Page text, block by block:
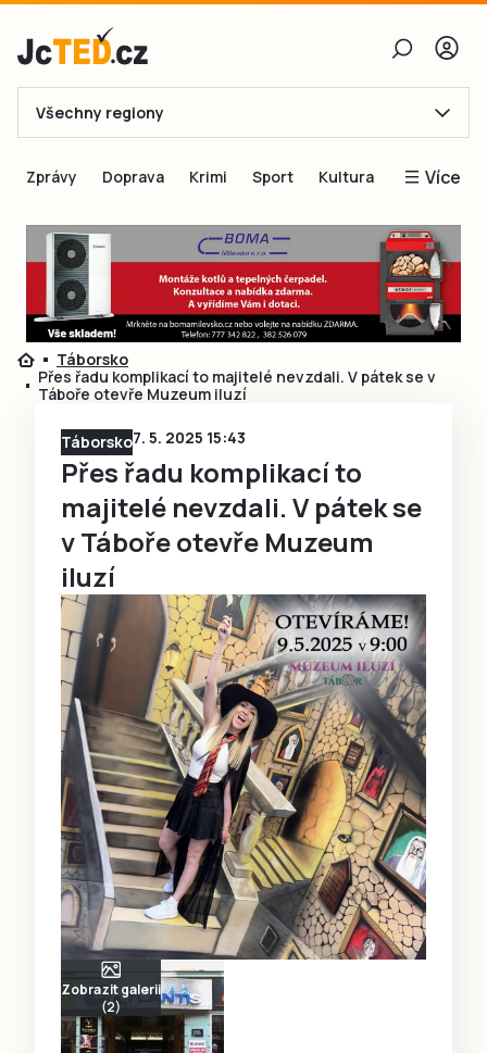
E-mail
Obnovit heslo
Přihlásit se
Všechny regiony
Zprávy Doprava Krimi Sport Kultura Více
Blogy
Inspirace
Čtenáři píší
Speciální přílohy
Táborsko
Přes řadu komplikací to majitelé nevzdali. V pátek se v
Táboře otevře Muzeum iluzí
Táborsko7. 5. 2025 15:43
Přes řadu komplikací to
majitelé nevzdali. V pátek se
v Táboře otevře Muzeum
iluzí
Zobrazit galerii
(2)